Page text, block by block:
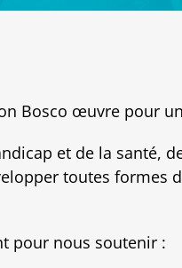
Bosco œuvre pour
et de la santé,
toutes formes
pour nous soutenir :